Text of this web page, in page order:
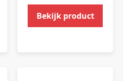
Bekijk product